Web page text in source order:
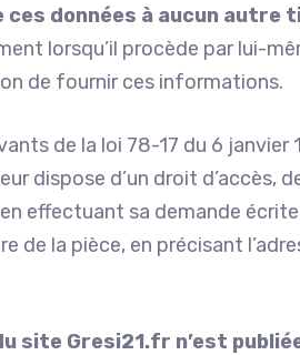
données à aucun autre
lorsqu’il procède par lui-
de fournir ces informations.
de la loi 78-17 du 6 janvier
dispose d’un droit d’accès,
effectuant sa demande
la pièce, en précisant
site Gresi21.fr n’est